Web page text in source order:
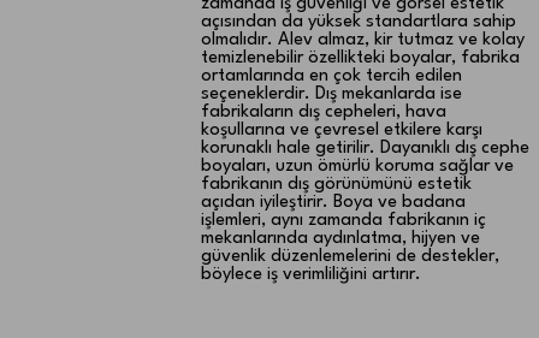
zamanda iş güvenliği ve görsel estetik
açısından da yüksek standartlara sahip
olmalıdır. Alev almaz, kir tutmaz ve kolay
temizlenebilir özellikteki boyalar, fabrika
ortamlarında en çok tercih edilen
seçeneklerdir. Dış mekanlarda ise
fabrikaların dış cepheleri, hava
koşullarına ve çevresel etkilere karşı
korunaklı hale getirilir. Dayanıklı dış cephe
boyaları, uzun ömürlü koruma sağlar ve
fabrikanın dış görünümünü estetik
açıdan iyileştirir. Boya ve badana
işlemleri, aynı zamanda fabrikanın iç
mekanlarında aydınlatma, hijyen ve
güvenlik düzenlemelerini de destekler,
böylece iş verimliliğini artırır.